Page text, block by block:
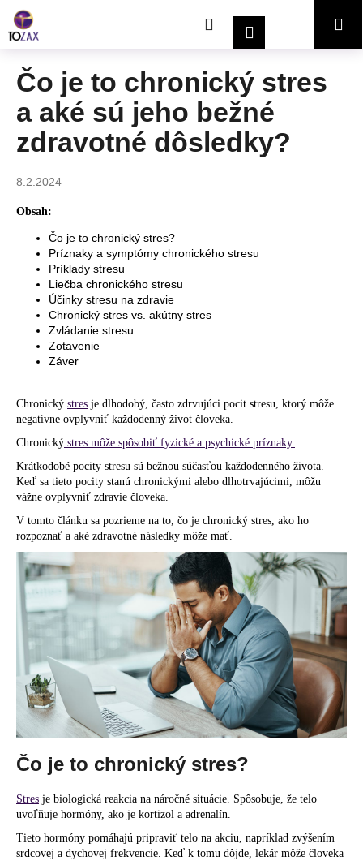
obsah
HľadaťPrihlásenieNákupný
Čo je to chronický stres
a aké sú jeho bežné
zdravotné dôsledky?
8.2.2024
Obsah:
Čo je to chronický stres?
Príznaky a symptómy chronického stresu
Príklady stresu
Liečba chronického stresu
Účinky stresu na zdravie
Chronický stres vs. akútny stres
Zvládanie stresu
Zotavenie
Záver
Chronický stres je dlhodobý, často zdrvujúci pocit stresu, ktorý môže
negatívne ovplyvniť každodenný život človeka.
Chronický stres môže spôsobiť fyzické a psychické príznaky.
Krátkodobé pocity stresu sú bežnou súčasťou každodenného života.
Keď sa tieto pocity stanú chronickými alebo dlhotrvajúcimi, môžu
vážne ovplyvniť zdravie človeka.
V tomto článku sa pozrieme na to, čo je chronický stres, ako ho
rozpoznať a aké zdravotné následky môže mať.
Čo je to chronický stres?
Stres je biologická reakcia na náročné situácie. Spôsobuje, že telo
uvoľňuje hormóny, ako je kortizol a adrenalín.
Tieto hormóny pomáhajú pripraviť telo na akciu, napríklad zvýšením
srdcovej a dychovej frekvencie. Keď k tomu dôjde, lekár môže človeka
o
Č
o
o
t
e
j
s
ť
?
HĽADAŤ
o
č
m